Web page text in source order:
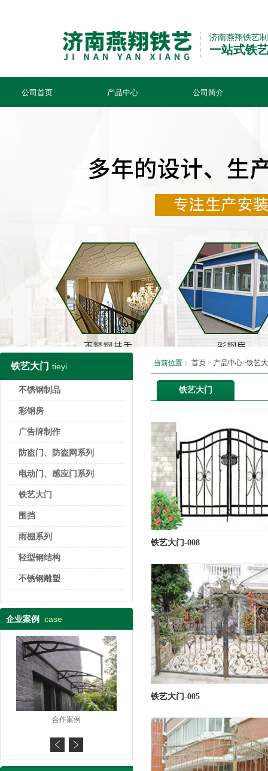
济南燕翔铁艺
一站式铁
公司首页 产品中心 公司简介
铁艺大门 tieyi
不锈钢制品
彩钢房
广告牌制作
防盗门、防盗网系列
电动门、感应门系列
铁艺大门
围挡
雨棚系列
轻型钢结构
不锈钢雕塑
企业案例 case
合作案例 合作案例
当前位置： 首页 > 产品中心>铁艺
铁艺大门
铁艺大门-008
铁艺大门-005